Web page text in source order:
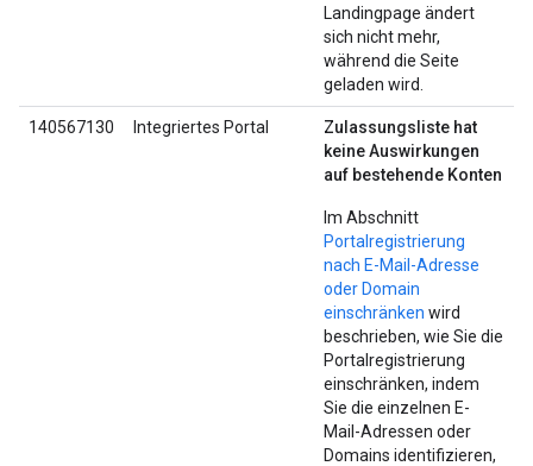
Landingpage ändert
sich nicht mehr,
während die Seite
geladen wird.
140567130 Integriertes Portal
Zulassungsliste hat
keine Auswirkungen
auf bestehende Konten
Im Abschnitt
Portalregistrierung
nach E-Mail-Adresse
oder Domain
einschränken wird
beschrieben, wie Sie die
Portalregistrierung
einschränken, indem
Sie die einzelnen E-
Mail-Adressen oder
Domains identifizieren,